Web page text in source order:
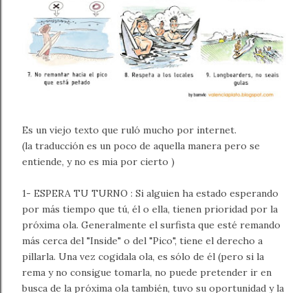
Es un viejo texto que ruló mucho por internet.
(la traducción es un poco de aquella manera pero se
entiende, y no es mia por cierto )
1- ESPERA TU TURNO : Si alguien ha estado esperando
por más tiempo que tú, él o ella, tienen prioridad por la
próxima ola. Generalmente el surfista que esté remando
más cerca del "Inside" o del "Pico", tiene el derecho a
pillarla. Una vez cogidala ola, es sólo de él (pero si la
rema y no consigue tomarla, no puede pretender ir en
busca de la próxima ola también, tuvo su oportunidad y la